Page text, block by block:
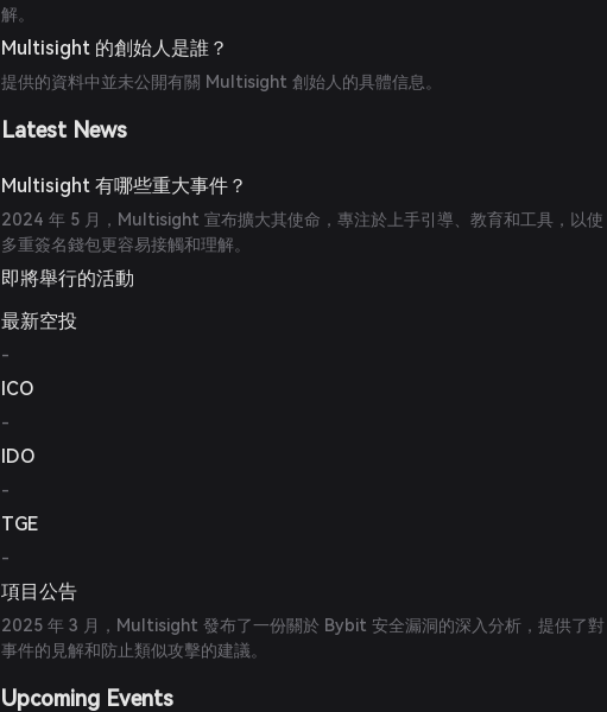
解。
Multisight 的創始人是誰？
提供的資料中並未公開有關 Multisight 創始人的具體信息。
Latest News
Multisight 有哪些重大事件？
2024 年 5 月，Multisight 宣布擴大其使命，專注於上手引導、教育和工具，以使
多重簽名錢包更容易接觸和理解。
即將舉行的活動
最新空投
-
ICO
-
IDO
-
TGE
-
項目公告
2025 年 3 月，Multisight 發布了一份關於 Bybit 安全漏洞的深入分析，提供了對
事件的見解和防止類似攻擊的建議。
Upcoming Events